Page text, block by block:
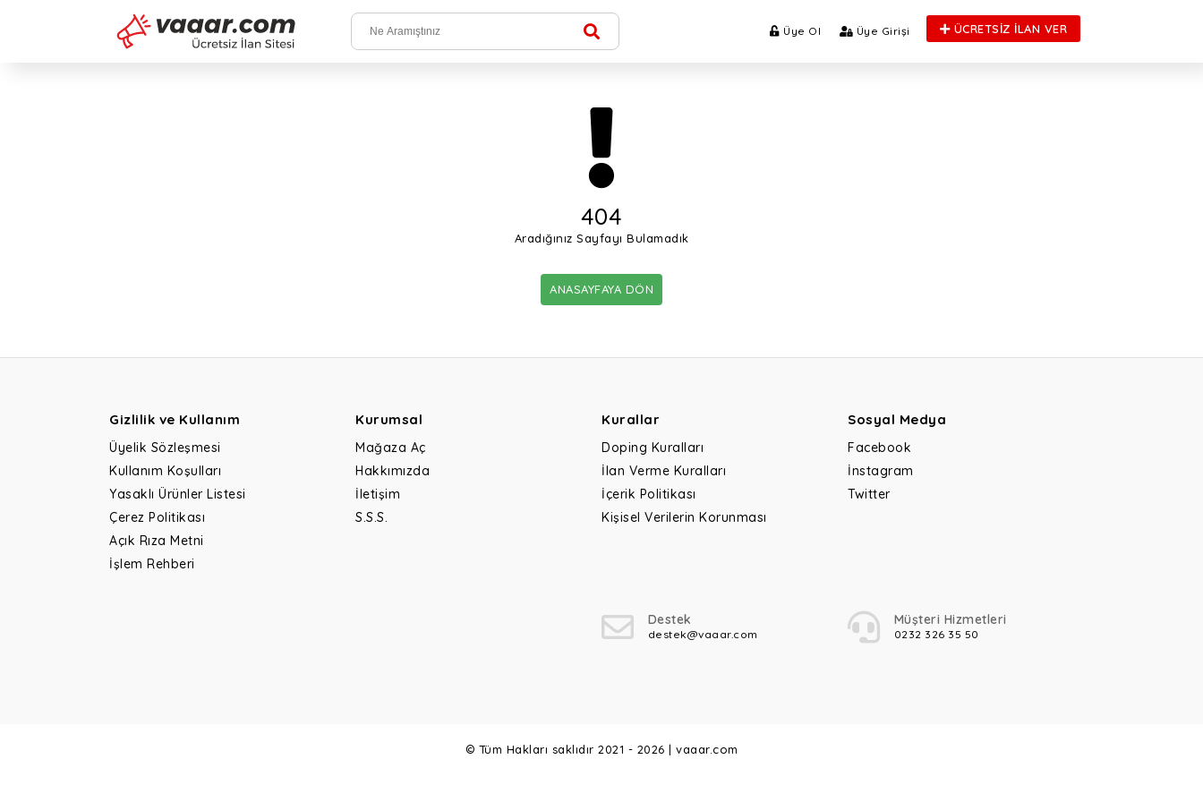
ÜCRETSİZ İLAN VER
Üye Ol Üye Girişi
404
Aradığınız Sayfayı Bulamadık
ANASAYFAYA DÖN
Gizlilik ve Kullanım
Üyelik Sözleşmesi
Kullanım Koşulları
Yasaklı Ürünler Listesi
Çerez Politikası
Açık Rıza Metni
İşlem Rehberi
Kurumsal
Mağaza Aç
Hakkımızda
İletişim
S.S.S.
Kurallar
Doping Kuralları
İlan Verme Kuralları
İçerik Politikası
Kişisel Verilerin Korunması
Sosyal Medya
Facebook
İnstagram
Twitter
Müşteri Hizmetleri
0232 326 35 50
Destek
destek@vaaar.com
© Tüm Hakları saklıdır 2021 - 2026 | vaaar.com